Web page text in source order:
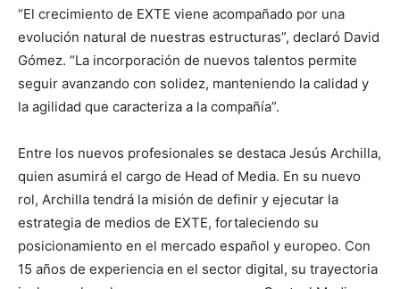
“El crecimiento de EXTE viene acompañado por una
evolución natural de nuestras estructuras”, declaró David
Gómez. “La incorporación de nuevos talentos permite
seguir avanzando con solidez, manteniendo la calidad y
la agilidad que caracteriza a la compañía”.
Entre los nuevos profesionales se destaca Jesús Archilla,
quien asumirá el cargo de Head of Media. En su nuevo
rol, Archilla tendrá la misión de definir y ejecutar la
estrategia de medios de EXTE, fortaleciendo su
posicionamiento en el mercado español y europeo. Con
15 años de experiencia en el sector digital, su trayectoria